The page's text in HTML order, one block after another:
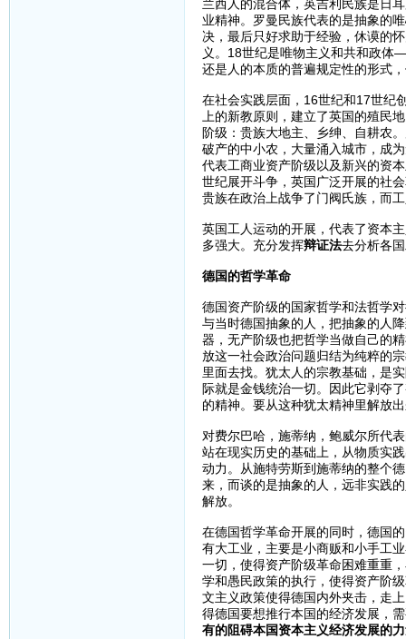
兰西人的混合体，英吉利民族是日
业精神。罗曼民族代表的是抽象的
决，最后只好求助于经验，休谟的
义。18世纪是唯物主义和共和政体
还是人的本质的普遍规定性的形式
在社会实践层面，16世纪和17世纪
上的新教原则，建立了英国的殖民
阶级：贵族大地主、乡绅、自耕农
破产的中小农，大量涌入城市，成
代表工商业资产阶级以及新兴的资
世纪展开斗争，英国广泛开展的社
贵族在政治上战争了门阀氏族，而
英国工人运动的开展，代表了资本
多强大。充分发挥辩证法去分析各
德国的哲学革命
德国资产阶级的国家哲学和法哲学
与当时德国抽象的人，把抽象的人
器，无产阶级也把哲学当做自己的
放这一社会政治问题归结为纯粹的
里面去找。犹太人的宗教基础，是
际就是金钱统治一切。因此它剥夺
的精神。要从这种犹太精神里解放
对费尔巴哈，施蒂纳，鲍威尔所代
站在现实历史的基础上，从物质实
动力。从施特劳斯到施蒂纳的整个
来，而谈的是抽象的人，远非实践
解放。
在德国哲学革命开展的同时，德国
有大工业，主要是小商贩和小手工
一切，使得资产阶级革命困难重重
学和愚民政策的执行，使得资产阶
文主义政策使得德国内外夹击，走
得德国要想推行本国的经济发展，
有的阻碍本国资本主义经济发展的